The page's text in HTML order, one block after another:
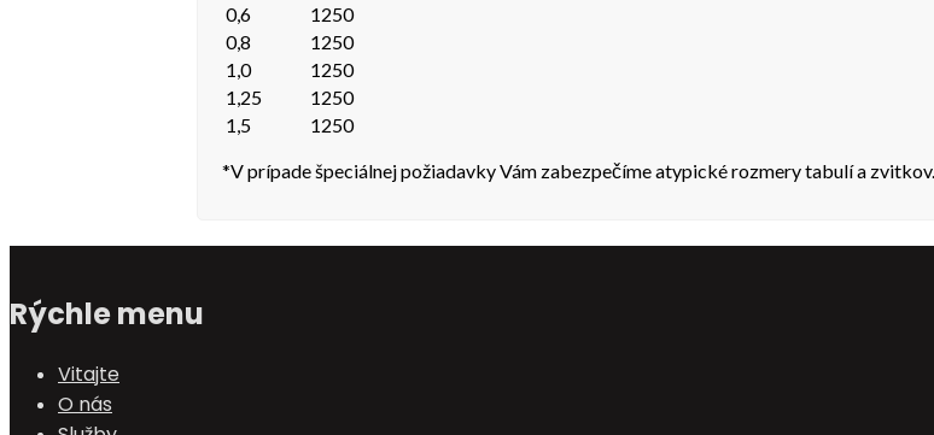
0,6
1250
0,8
1250
1,0
1250
1,25
1250
1,5
1250
*V prípade špeciálnej požiadavky Vám zabezpečíme atypické rozmery tabulí a zvitkov.
Rýchle menu
Vitajte
O nás